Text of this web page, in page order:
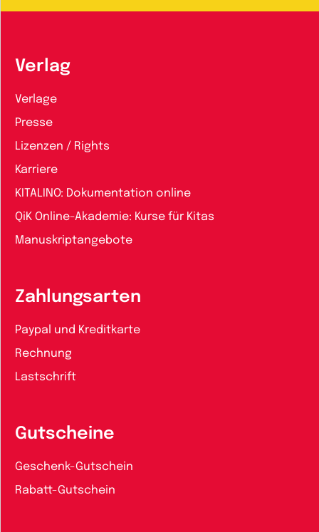
Verlag
Verlage
Presse
Lizenzen / Rights
Karriere
KITALINO: Dokumentation online
QiK Online-Akademie: Kurse für Kitas
Manuskriptangebote
Zahlungsarten
Paypal und Kreditkarte
Rechnung
Lastschrift
Gutscheine
Geschenk-Gutschein
Rabatt-Gutschein